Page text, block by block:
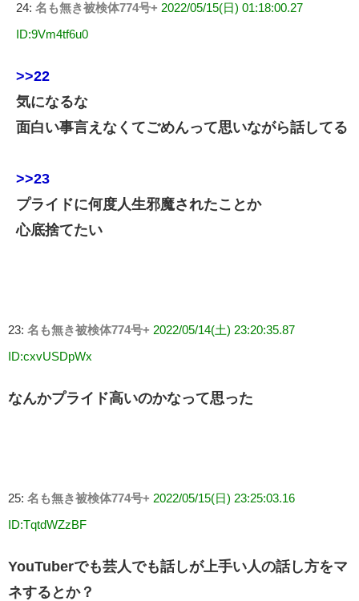
24: 名も無き被検体774号+ 2022/05/15(日) 01:18:00.27
ID:9Vm4tf6u0
>>22
気になるな
面白い事言えなくてごめんって思いながら話してる
>>23
プライドに何度人生邪魔されたことか
心底捨てたい
23: 名も無き被検体774号+ 2022/05/14(土) 23:20:35.87
ID:cxvUSDpWx
なんかプライド高いのかなって思った
25: 名も無き被検体774号+ 2022/05/15(日) 23:25:03.16
ID:TqtdWZzBF
YouTuberでも芸人でも話しが上手い人の話し方をマ
ネするとか？